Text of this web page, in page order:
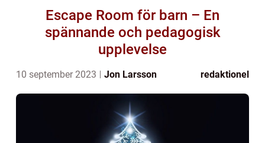
Escape Room för barn – En
spännande och pedagogisk
upplevelse
10 september 2023 Jon Larsson redaktionel